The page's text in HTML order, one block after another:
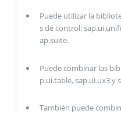
Puede utilizar la
s de control:
ap.suite.
Puede combinar las
p.ui.table, sap.ui.ux3 y
También puede